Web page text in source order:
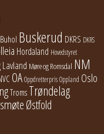
Buhol Buskerud DKRS DKRS
Hordaland Hovedstyret
Lavland Møre og Romsdal NM
OAOppdretterprisOppland Oslo
Troms Trøndelag
Østfold